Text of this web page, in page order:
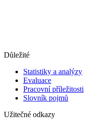
Důležité
Statistiky a analýzy
Evaluace
Pracovní příležitosti
Slovník pojmů
Užitečné odkazy